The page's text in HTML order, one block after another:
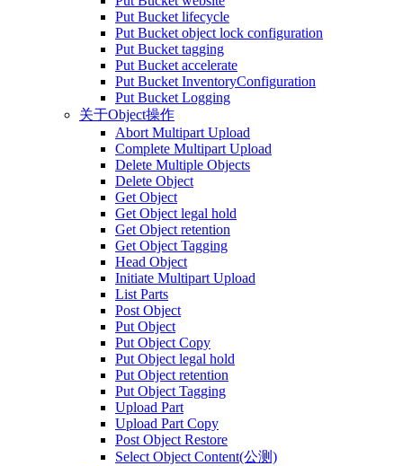
Put Bucket lifecycle
Put Bucket object lock configuration
Put Bucket tagging
Put Bucket accelerate
Put Bucket InventoryConfiguration
Put Bucket Logging
关于Object操作
Abort Multipart Upload
Complete Multipart Upload
Delete Multiple Objects
Delete Object
Get Object
Get Object legal hold
Get Object retention
Get Object Tagging
Head Object
Initiate Multipart Upload
List Parts
Post Object
Put Object
Put Object Copy
Put Object legal hold
Put Object retention
Put Object Tagging
Upload Part
Upload Part Copy
Post Object Restore
Select Object Content(公测)